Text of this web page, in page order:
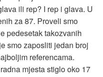
ili rep? I rep i glava. U
za 87. Proveli smo
pedesetak takozvanih
smo zaposliti jedan broj
referencama.
mjesta stiglo oko 17